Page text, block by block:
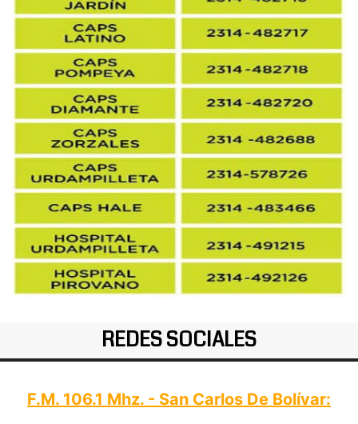
REDES SOCIALES
F.M. 106.1 Mhz. - San Carlos De Bolívar: